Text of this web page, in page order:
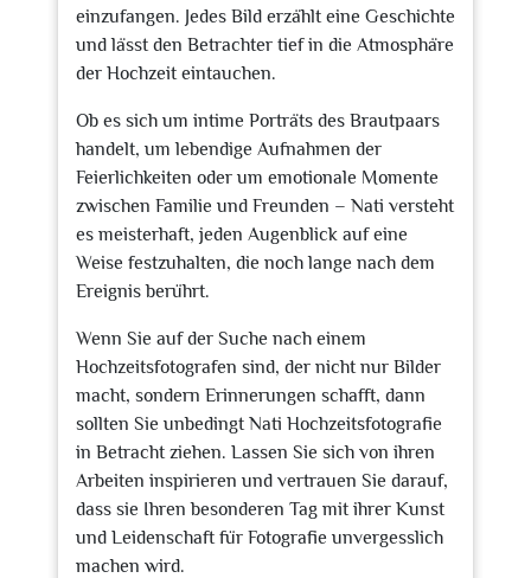
einzufangen. Jedes Bild erzählt eine Geschichte
und lässt den Betrachter tief in die Atmosphäre
der Hochzeit eintauchen.
Ob es sich um intime Porträts des Brautpaars
handelt, um lebendige Aufnahmen der
Feierlichkeiten oder um emotionale Momente
zwischen Familie und Freunden – Nati versteht
es meisterhaft, jeden Augenblick auf eine
Weise festzuhalten, die noch lange nach dem
Ereignis berührt.
Wenn Sie auf der Suche nach einem
Hochzeitsfotografen sind, der nicht nur Bilder
macht, sondern Erinnerungen schafft, dann
sollten Sie unbedingt Nati Hochzeitsfotografie
in Betracht ziehen. Lassen Sie sich von ihren
Arbeiten inspirieren und vertrauen Sie darauf,
dass sie Ihren besonderen Tag mit ihrer Kunst
und Leidenschaft für Fotografie unvergesslich
machen wird.